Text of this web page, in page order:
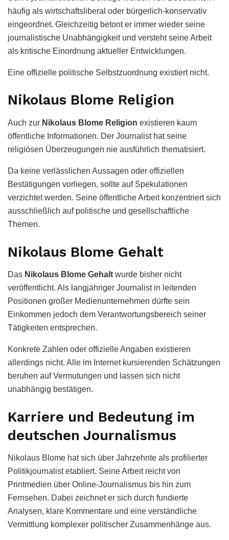
häufig als wirtschaftsliberal oder bürgerlich-konservativ
eingeordnet. Gleichzeitig betont er immer wieder seine
journalistische Unabhängigkeit und versteht seine Arbeit
als kritische Einordnung aktueller Entwicklungen.
Eine offizielle politische Selbstzuordnung existiert nicht.
Nikolaus Blome Religion
Auch zur Nikolaus Blome Religion existieren kaum
öffentliche Informationen. Der Journalist hat seine
religiösen Überzeugungen nie ausführlich thematisiert.
Da keine verlässlichen Aussagen oder offiziellen
Bestätigungen vorliegen, sollte auf Spekulationen
verzichtet werden. Seine öffentliche Arbeit konzentriert sich
ausschließlich auf politische und gesellschaftliche
Themen.
Nikolaus Blome Gehalt
Das Nikolaus Blome Gehalt wurde bisher nicht
veröffentlicht. Als langjähriger Journalist in leitenden
Positionen großer Medienunternehmen dürfte sein
Einkommen jedoch dem Verantwortungsbereich seiner
Tätigkeiten entsprechen.
Konkrete Zahlen oder offizielle Angaben existieren
allerdings nicht. Alle im Internet kursierenden Schätzungen
beruhen auf Vermutungen und lassen sich nicht
unabhängig bestätigen.
Karriere und Bedeutung im
deutschen Journalismus
Nikolaus Blome hat sich über Jahrzehnte als profilierter
Politikjournalist etabliert. Seine Arbeit reicht von
Printmedien über Online-Journalismus bis hin zum
Fernsehen. Dabei zeichnet er sich durch fundierte
Analysen, klare Kommentare und eine verständliche
Vermittlung komplexer politischer Zusammenhänge aus.